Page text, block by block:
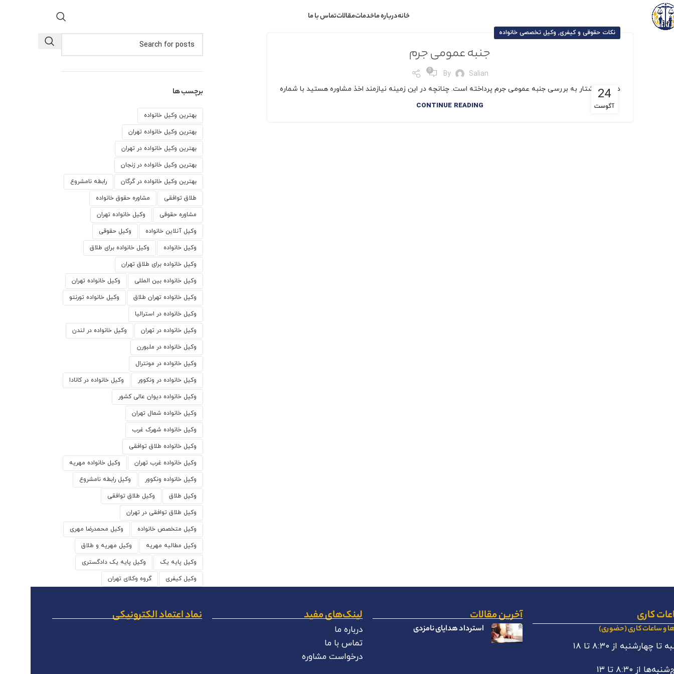
خانهدرباره ماخدماتمقالاتتماس با ما
24
آگوست
نکات حقوقی و کیفری, وکیل تخصصی خانواده
جنبه عمومی جرم
By Salian
0
در این نوشتار به بررسی جنبه عمومی جرم پرداخته است. چنانچه در این زمینه نیازمند اخذ مشاوره هستید با شماره
CONTINUE READING
برچسب ها
بهترین وکیل خانواده
بهترین وکیل خانواده تهران
بهترین وکیل خانواده در تهران
بهترین وکیل خانواده در زنجان
بهترین وکیل خانواده در گرگان رابطه نامشروع
طلاق توافقی مشاوره حقوق خانواده
مشاوره حقوقی وكيل خانواده تهران
وکیل آنلاین خانواده وکیل حقوقی
وکیل خانواده وکیل خانواده برای طلاق
وکیل خانواده برای طلاق تهران
وکیل خانواده بین المللی وکیل خانواده تهران
وکیل خانواده تهران طلاق وکیل خانواده تورنتو
وکیل خانواده در استرالیا
وکیل خانواده در تهران وکیل خانواده در لندن
وکیل خانواده در ملبورن
وکیل خانواده در مونترال
وکیل خانواده در ونکوور وکیل خانواده در کانادا
وکیل خانواده دیوان عالی کشور
وکیل خانواده شمال تهران
وکیل خانواده شهرک غرب
وکیل خانواده طلاق توافقی
وکیل خانواده غرب تهران وکیل خانواده مهریه
وکیل خانواده ونکوور وکیل رابطه نامشروع
وکیل طلاق وکیل طلاق توافقی
وکیل طلاق توافقی در تهران
وکیل متخصص خانواده وکیل محمدرضا مهری
وکیل مطالبه مهریه وکیل مهریه و طلاق
وکیل پایه یک وکیل پایه یک دادگستری
وکیل کیفری گروه وکلای تهران
کاری
و ساعات کاری (حضوری)
تا چهارشنبه از ۸:۳۰ تا ۱۸
از ۸:۳۰ تا ۱۳
آخرین مقالات
استرداد هدایای نامزدی
لینک‌های مفید
درباره ما
تماس با ما
درخواست مشاوره
نماد اعتماد الکترونیکی